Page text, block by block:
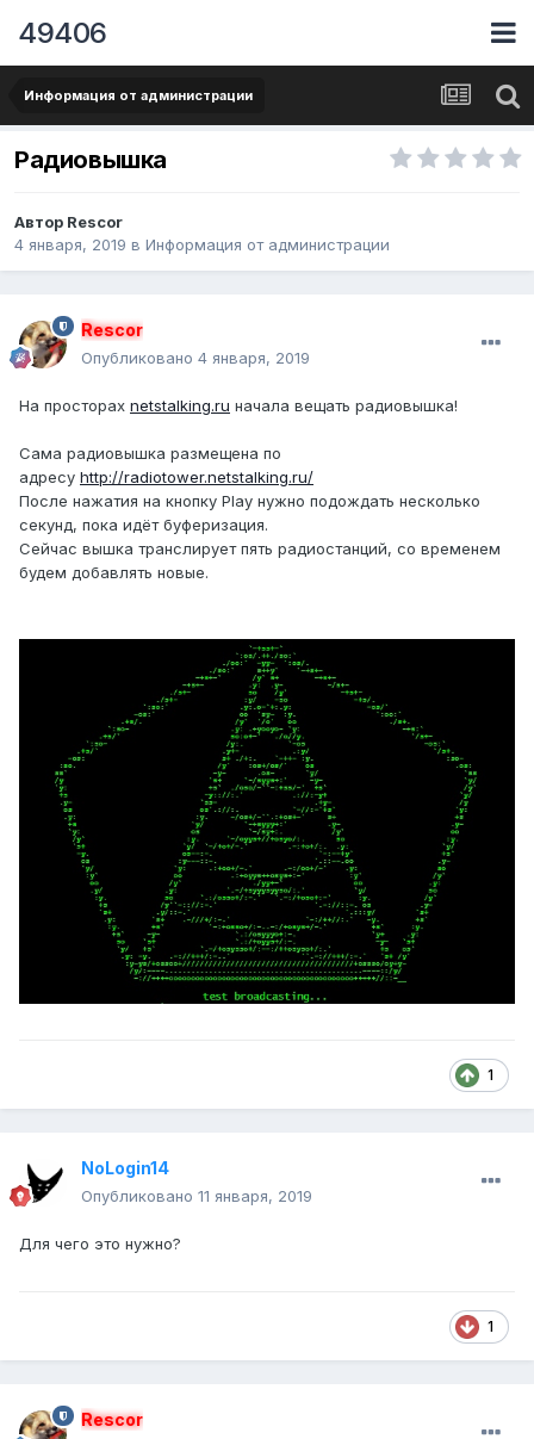
49406
Информация от администрации
Радиовышка
Автор Rescor
4 января, 2019 в Информация от администрации
Rescor
Опубликовано 4 января, 2019
На просторах netstalking.ru начала вещать радиовышка!
Сама радиовышка размещена по
адресу http://radiotower.netstalking.ru/
После нажатия на кнопку Play нужно подождать несколько
секунд, пока идёт буферизация.
Сейчас вышка транслирует пять радиостанций, со временем
будем добавлять новые.
1
NoLogin14
Опубликовано 11 января, 2019
Для чего это нужно?
1
Rescor